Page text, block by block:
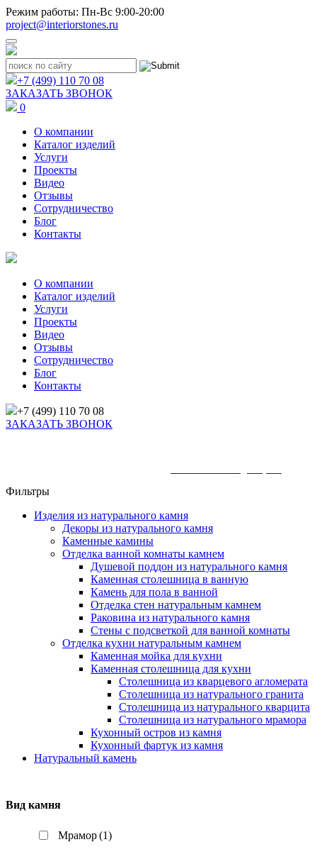
Режим работы: Пн-Вс 9:00-20:00
project@interiorstones.ru
+7 (499) 110 70 08
ЗАКАЗАТЬ ЗВОНОК
0
О компании
Каталог изделий
Услуги
Проекты
Видео
Отзывы
Сотрудничество
Блог
Контакты
О компании
Каталог изделий
Услуги
Проекты
Видео
Отзывы
Сотрудничество
Блог
Контакты
+7 (499) 110 70 08
ЗАКАЗАТЬ ЗВОНОК
Фильтры
Изделия из натурального камня
Декоры из натурального камня
Каменные камины
Отделка ванной комнаты камнем
Душевой поддон из натурального камня
Каменная столешница в ванную
Камень для пола в ванной
Отделка стен натуральным камнем
Раковина из натурального камня
Стены с подсветкой для ванной комнаты
Отделка кухни натуральным камнем
Каменная мойка для кухни
Каменная столешница для кухни
Столешница из кварцевого агломерата
Столешница из натурального гранита
Столешница из натурального кварцита
Столешница из натурального мрамора
Кухонный остров из камня
Кухонный фартук из камня
Натуральный камень
Вид камня
Мрамор(1)